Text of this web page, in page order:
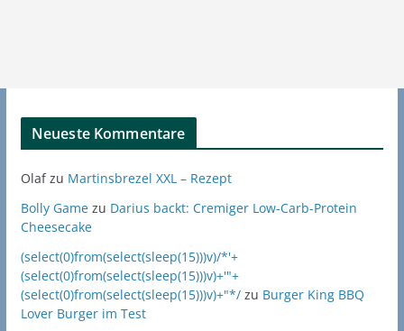
Neueste Kommentare
Olafzu Martinsbrezel XXL – Rezept
Bolly Gamezu Darius backt: Cremiger Low-Carb-Protein
Cheesecake
(select(0)from(select(sleep(15)))v)/*'+
(select(0)from(select(sleep(15)))v)+'"+
(select(0)from(select(sleep(15)))v)+"*/zu Burger King BBQ
Lover Burger im Test